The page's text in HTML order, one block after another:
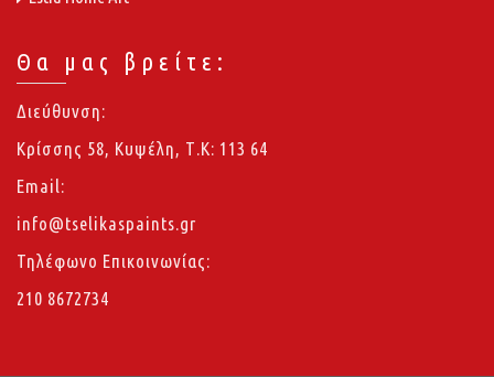
Θα μας βρείτε:
Διεύθυνση:
Κρίσσης 58, Κυψέλη, Τ.Κ: 113 64
Email:
info@tselikaspaints.gr
Τηλέφωνο Επικοινωνίας:
210 8672734